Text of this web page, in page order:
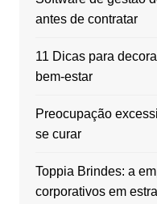
antes de contratar
11 Dicas para
bem-estar
Preocupação
se curar
Toppia Brindes: a
corporativos em